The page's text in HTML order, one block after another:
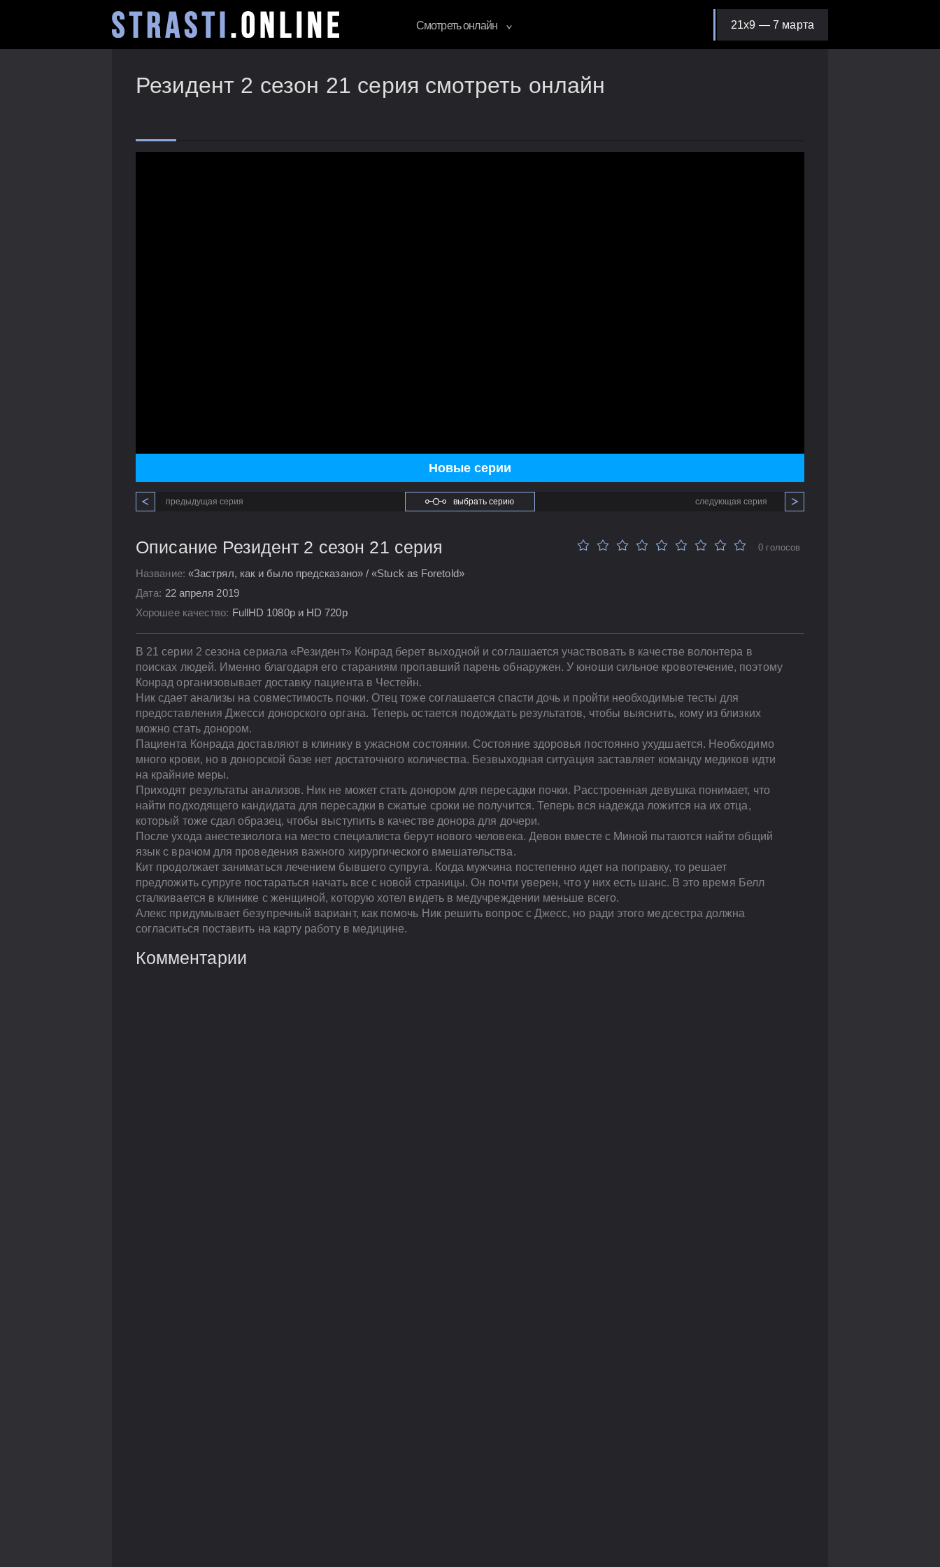
Смотреть онлайн 21х9 — 7 марта
Резидент 2 сезон 21 серия смотреть онлайн
Новые серии
предыдущая серия выбрать серию следующая серия
Описание Резидент 2 сезон 21 серия
Название: «Застрял, как и было предсказано» / «Stuck as Foretold»
Дата: 22 апреля 2019
Хорошее качество: FullHD 1080p и HD 720p
0 голосов
В 21 серии 2 сезона сериала «Резидент» Конрад берет выходной и соглашается участвовать в качестве волонтера в
поисках людей. Именно благодаря его стараниям пропавший парень обнаружен. У юноши сильное кровотечение, поэтому
Конрад организовывает доставку пациента в Честейн.
Ник сдает анализы на совместимость почки. Отец тоже соглашается спасти дочь и пройти необходимые тесты для
предоставления Джесси донорского органа. Теперь остается подождать результатов, чтобы выяснить, кому из близких
можно стать донором.
Пациента Конрада доставляют в клинику в ужасном состоянии. Состояние здоровья постоянно ухудшается. Необходимо
много крови, но в донорской базе нет достаточного количества. Безвыходная ситуация заставляет команду медиков идти
на крайние меры.
Приходят результаты анализов. Ник не может стать донором для пересадки почки. Расстроенная девушка понимает, что
найти подходящего кандидата для пересадки в сжатые сроки не получится. Теперь вся надежда ложится на их отца,
который тоже сдал образец, чтобы выступить в качестве донора для дочери.
После ухода анестезиолога на место специалиста берут нового человека. Девон вместе с Миной пытаются найти общий
язык с врачом для проведения важного хирургического вмешательства.
Кит продолжает заниматься лечением бывшего супруга. Когда мужчина постепенно идет на поправку, то решает
предложить супруге постараться начать все с новой страницы. Он почти уверен, что у них есть шанс. В это время Белл
сталкивается в клинике с женщиной, которую хотел видеть в медучреждении меньше всего.
Алекс придумывает безупречный вариант, как помочь Ник решить вопрос с Джесс, но ради этого медсестра должна
согласиться поставить на карту работу в медицине.
Комментарии